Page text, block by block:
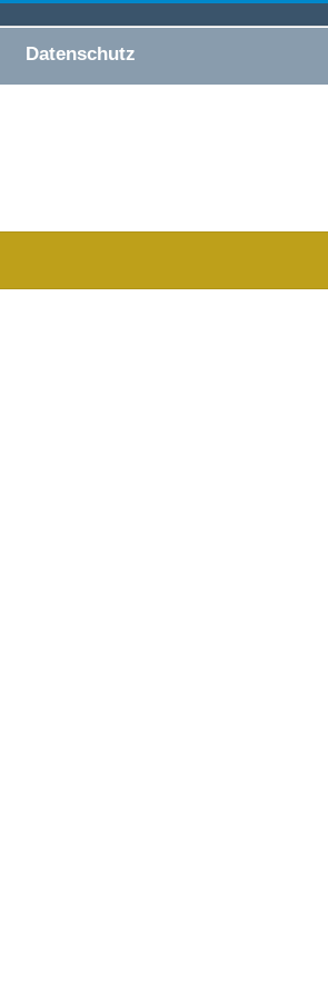
Datenschutz